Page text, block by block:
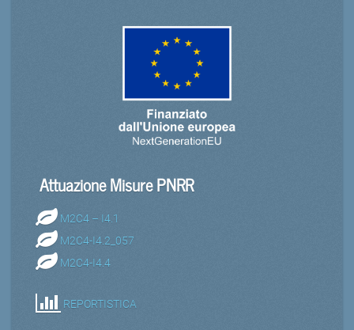
Attuazione Misure PNRR
M2C4 – I4.1
M2C4-I4.2_057
M2C4-I4.4
REPORTISTICA